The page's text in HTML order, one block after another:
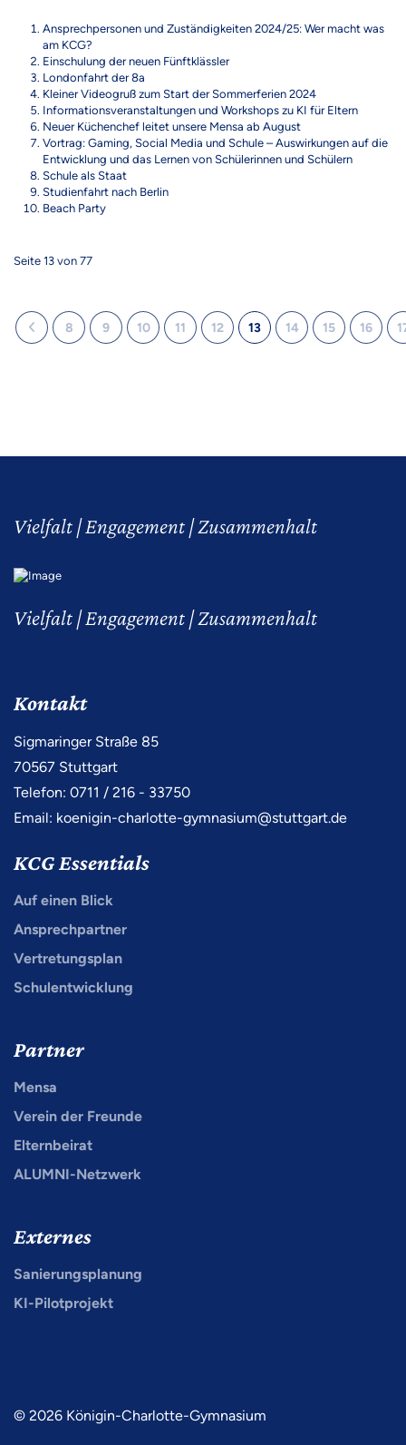
Ansprechpersonen und Zuständigkeiten 2024/25: Wer macht was
am KCG?
Einschulung der neuen Fünftklässler
Londonfahrt der 8a
Kleiner Videogruß zum Start der Sommerferien 2024
Informationsveranstaltungen und Workshops zu KI für Eltern
Neuer Küchenchef leitet unsere Mensa ab August
Vortrag: Gaming, Social Media und Schule – Auswirkungen auf die
Entwicklung und das Lernen von Schülerinnen und Schülern
Schule als Staat
Studienfahrt nach Berlin
Beach Party
Seite 13 von 77
8 9 10 11 12 13 14 15 16
Vielfalt | Engagement | Zusammenhalt
Vielfalt | Engagement | Zusammenhalt
Kontakt
Sigmaringer Straße 85
70567 Stuttgart
Telefon: 0711 / 216 - 33750
Email: koenigin-charlotte-gymnasium@stuttgart.de
KCG Essentials
Auf einen Blick
Ansprechpartner
Vertretungsplan
Schulentwicklung
Partner
Mensa
Verein der Freunde
Elternbeirat
ALUMNI-Netzwerk
Externes
Sanierungsplanung
KI-Pilotprojekt
© 2026 Königin-Charlotte-Gymnasium